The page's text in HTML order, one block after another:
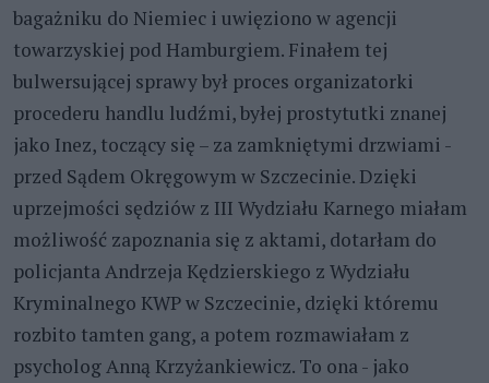
bagażniku do Niemiec i uwięziono w agencji
towarzyskiej pod Hamburgiem. Finałem tej
bulwersującej sprawy był proces organizatorki
procederu handlu ludźmi, byłej prostytutki znanej
jako Inez, toczący się – za zamkniętymi drzwiami -
przed Sądem Okręgowym w Szczecinie. Dzięki
uprzejmości sędziów z III Wydziału Karnego miałam
możliwość zapoznania się z aktami, dotarłam do
policjanta Andrzeja Kędzierskiego z Wydziału
Kryminalnego KWP w Szczecinie, dzięki któremu
rozbito tamten gang, a potem rozmawiałam z
psycholog Anną Krzyżankiewicz. To ona - jako